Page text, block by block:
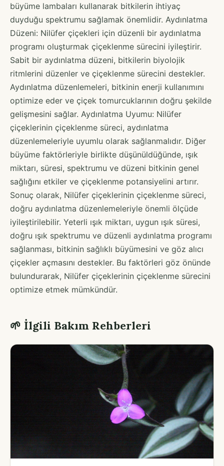
büyüme lambaları kullanarak bitkilerin ihtiyaç
duyduğu spektrumu sağlamak önemlidir. Aydınlatma
Düzeni: Nilüfer çiçekleri için düzenli bir aydınlatma
programı oluşturmak çiçeklenme sürecini iyileştirir.
Sabit bir aydınlatma düzeni, bitkilerin biyolojik
ritmlerini düzenler ve çiçeklenme sürecini destekler.
Aydınlatma düzenlemeleri, bitkinin enerji kullanımını
optimize eder ve çiçek tomurcuklarının doğru şekilde
gelişmesini sağlar. Aydınlatma Uyumu: Nilüfer
çiçeklerinin çiçeklenme süreci, aydınlatma
düzenlemeleriyle uyumlu olarak sağlanmalıdır. Diğer
büyüme faktörleriyle birlikte düşünüldüğünde, ışık
miktarı, süresi, spektrumu ve düzeni bitkinin genel
sağlığını etkiler ve çiçeklenme potansiyelini artırır.
Sonuç olarak, Nilüfer çiçeklerinin çiçeklenme süreci,
doğru aydınlatma düzenlemeleriyle önemli ölçüde
iyileştirilebilir. Yeterli ışık miktarı, uygun ışık süresi,
doğru ışık spektrumu ve düzenli aydınlatma programı
sağlanması, bitkinin sağlıklı büyümesini ve göz alıcı
çiçekler açmasını destekler. Bu faktörleri göz önünde
bulundurarak, Nilüfer çiçeklerinin çiçeklenme sürecini
optimize etmek mümkündür.
🌱 İlgili Bakım Rehberleri